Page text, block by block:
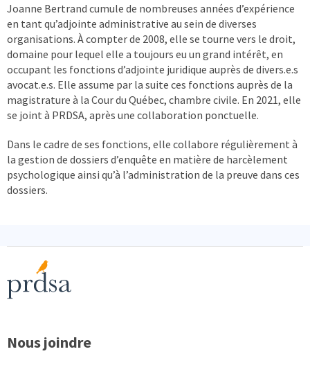
Joanne Bertrand cumule de nombreuses années d’expérience
en tant qu’adjointe administrative au sein de diverses
organisations. À compter de 2008, elle se tourne vers le droit,
domaine pour lequel elle a toujours eu un grand intérêt, en
occupant les fonctions d’adjointe juridique auprès de divers.e.s
avocat.e.s. Elle assume par la suite ces fonctions auprès de la
magistrature à la Cour du Québec, chambre civile. En 2021, elle
se joint à PRDSA, après une collaboration ponctuelle.
Dans le cadre de ses fonctions, elle collabore régulièrement à
la gestion de dossiers d’enquête en matière de harcèlement
psychologique ainsi qu’à l’administration de la preuve dans ces
dossiers.
Nous joindre